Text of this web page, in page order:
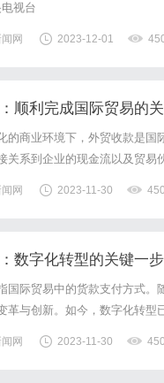
视台
网 2023-12-01
顺利完成国际贸易的
的商业环境下，外贸收款是
关系到企业的现金流以及贸
首先，外贸收款是企业保证
制度和法律环境各不相同。因
网 2023-11-30 450
数字化转型的关键一步
国际贸易中的货款支付方式
革与创新。如今，数字化转
汇、托收、信用证等。这些
而，随着电子支付和在线金融
网 2023-11-30 450